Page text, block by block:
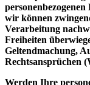
wir können
Verarbeitung
Freiheiten
Geltendmachung,
Rechtsansprüchen
Werden Ihre